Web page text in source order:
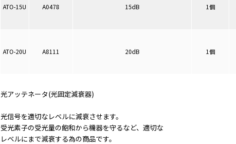
ATO-15U A0478
ATO-20U A8111
15dB
20dB
1個
1個
光アッテネータ(光固定減衰器)
光信号を適切なレベルに減衰させます。
受光素子の受光量の飽和から機器を守るなど、適切な
レベルにまで減衰する為の商品です。